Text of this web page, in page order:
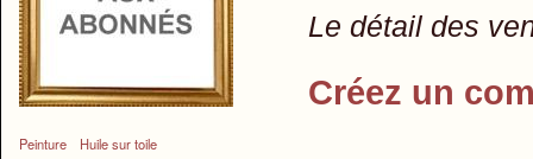
Peinture Huile sur toile
Le détail des
Créez un